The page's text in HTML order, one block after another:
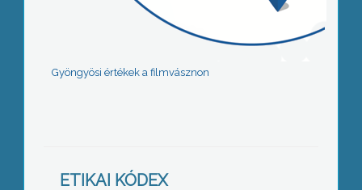
Gyöngyösi értékek a filmvásznon
ETIKAI KÓDEX